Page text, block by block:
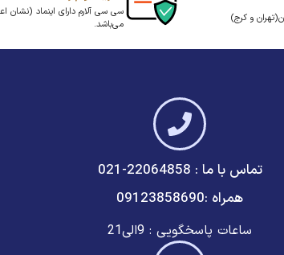
سی سی آلارم دارای اینماد (نشان
می‌باشد.
تماس با ما : 22064858-021
همراه :09123858690
ساعات پاسخگویی : 9الی21